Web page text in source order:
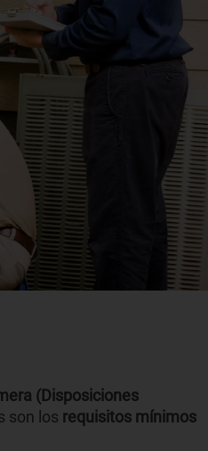
(Disposiciones
son los requisitos mínimos